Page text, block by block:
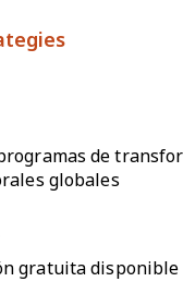
de
globales
gratuita disponible